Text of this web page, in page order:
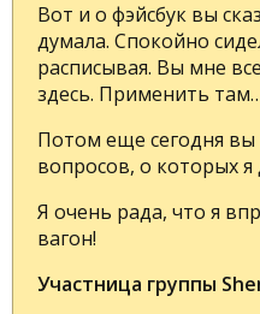
Вот и о фэйсбук вы
думала. Спокойно
расписывая. Вы мне
здесь. Применить
Потом еще сегодня
вопросов, о которых я
Я очень рада, что я
вагон!
Участница группы